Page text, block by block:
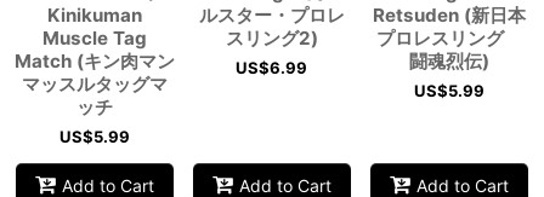
Kinikuman
Muscle Tag
Match (キン肉マン
マッスルタッグマ
ッチ
US$5.99
Add to Cart
ルスター・プロレ
スリング2)
US$6.99
Add to Cart
Retsuden (新日本
プロレスリング
闘魂烈伝)
US$5.99
Add to Cart